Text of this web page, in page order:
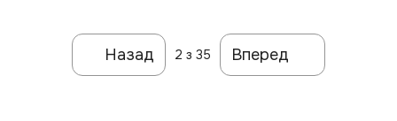
Назад 2 з 35 Вперед